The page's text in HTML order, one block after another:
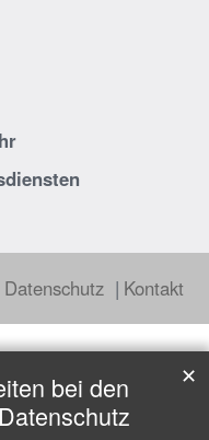
Datenschutz Kontakt
bei den
✕